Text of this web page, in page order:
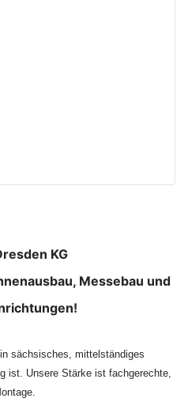
KG
Messebau und
sächsisches, mittelständiges
ist. Unsere Stärke ist fachgerechte,